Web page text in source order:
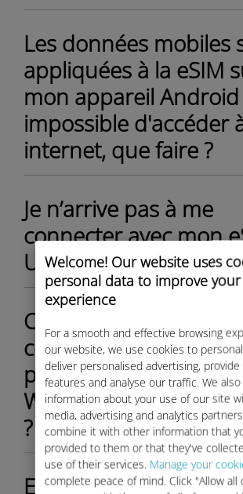
Welcome! Our website uses
personal data to improve your
experience
For a smooth and effective browsing
our website, we use cookies to
deliver personalised advertising,
features and analyse our traffic. We
information about your use of our site
media, advertising and analytics
combine it with other information that
provided to them or that they've
use of their services. Manage your
complete peace of mind. Click "Allow all
Les données mobiles
appliquées à la eSIM
mon appareil
impossible d'accéder
internet, que faire ?
Je n’arrive pas à me
connecter avec mon
Ubigi
Comment vérifier la
configuration APN de
profil eSIM Ubigi sur
Windows 10 ou
?
Est-ce que je peux